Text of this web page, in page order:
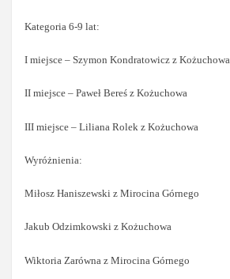
Kategoria 6-9 lat:
I miejsce – Szymon Kondratowicz z Kożuchowa
II miejsce – Paweł Bereś z Kożuchowa
III miejsce – Liliana Rolek z Kożuchowa
Wyróżnienia:
Miłosz Haniszewski z Mirocina Górnego
Jakub Odzimkowski z Kożuchowa
Wiktoria Zarówna z Mirocina Górnego